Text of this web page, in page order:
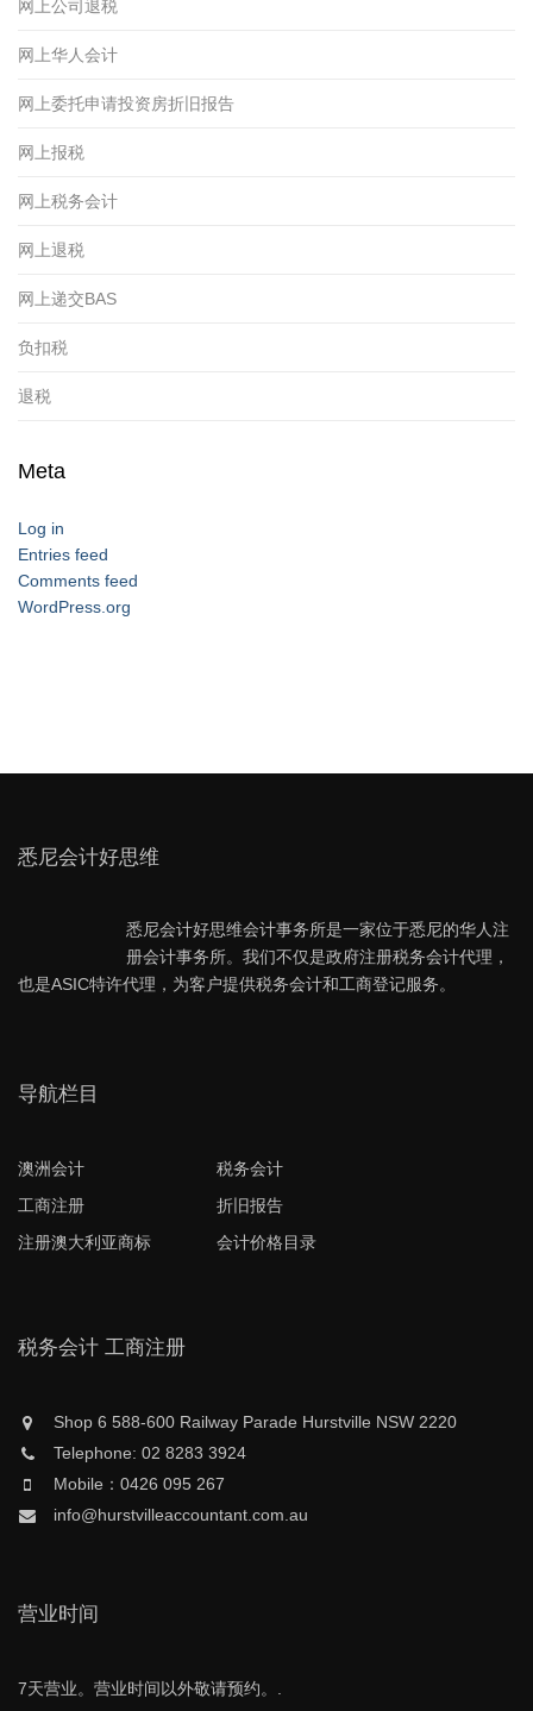
网上公司退税
网上华人会计
网上委托申请投资房折旧报告
网上报税
网上税务会计
网上退税
网上递交BAS
负扣税
退税
Meta
Log in
Entries feed
Comments feed
WordPress.org
悉尼会计好思维
悉尼会计好思维会计事务所是一家位于悉尼的华人注
册会计事务所。我们不仅是政府注册税务会计代理，
也是ASIC特许代理，为客户提供税务会计和工商登记服务。
导航栏目
澳洲会计
税务会计
工商注册
折旧报告
注册澳大利亚商标
会计价格目录
税务会计 工商注册
Shop 6 588-600 Railway Parade Hurstville NSW 2220
Telephone: 02 8283 3924
Mobile：0426 095 267
info@hurstvilleaccountant.com.au
营业时间
7天营业。营业时间以外敬请预约。.